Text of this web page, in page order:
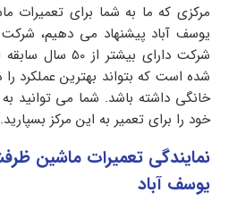
مرکزی که ما به شما برای تعمیرات
یوسف آباد پیشنهاد می دهیم،
شرکت دارای
شده است که بتواند بهترین عملکرد
خانگی داشته باشد. شما می توانید
خود را برای تعمیر به این مرکز بسپارید‌‌.
نمایندگی تعمیرات ماشین
یوسف آباد